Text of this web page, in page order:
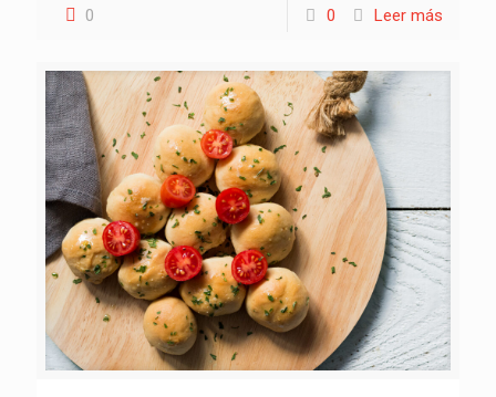
0 0 Leer más